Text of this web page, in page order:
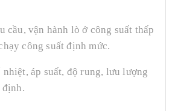
cầu, vận hành lò ở công suất thấp
công suất định mức.
áp suất, độ rung, lưu lượng
định.